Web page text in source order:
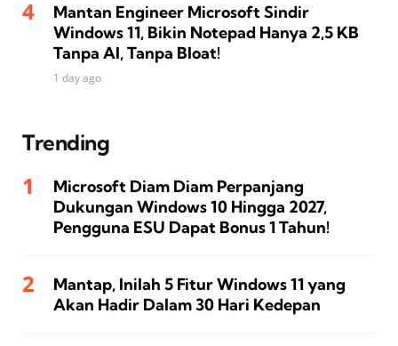
Mantan Engineer Microsoft Sindir
Windows 11, Bikin Notepad Hanya 2,5 KB
Tanpa AI, Tanpa Bloat!
1 day ago
Trending
Microsoft Diam Diam Perpanjang
Dukungan Windows 10 Hingga 2027,
Pengguna ESU Dapat Bonus 1 Tahun!
Mantap, Inilah 5 Fitur Windows 11 yang
Akan Hadir Dalam 30 Hari Kedepan